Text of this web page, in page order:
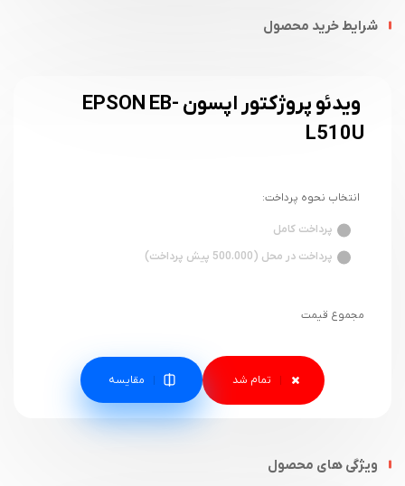
شرایط خرید محصول
ویدئو پروژکتور اپسون EPSON EB-
L510U
انتخاب نحوه پرداخت:
پرداخت کامل
پرداخت در محل (500.000 پیش پرداخت)
مجموع قیمت
مقایسه
ویژگی های محصول